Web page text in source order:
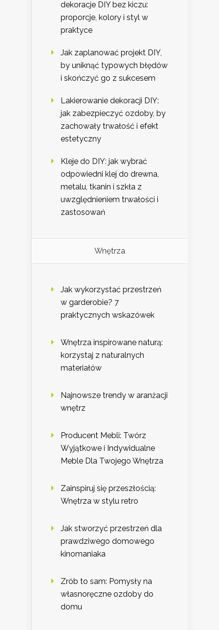
dekoracje DIY bez kiczu:
proporcje, kolory i styl w
praktyce
Jak zaplanować projekt DIY,
by uniknąć typowych błędów
i skończyć go z sukcesem
Lakierowanie dekoracji DIY:
jak zabezpieczyć ozdoby, by
zachowały trwałość i efekt
estetyczny
Kleje do DIY: jak wybrać
odpowiedni klej do drewna,
metalu, tkanin i szkła z
uwzględnieniem trwałości i
zastosowań
Wnętrza
Jak wykorzystać przestrzeń
w garderobie? 7
praktycznych wskazówek
Wnętrza inspirowane naturą:
korzystaj z naturalnych
materiałów
Najnowsze trendy w aranżacji
wnętrz
Producent Mebli: Twórz
Wyjątkowe i Indywidualne
Meble Dla Twojego Wnętrza
Zainspiruj się przeszłością:
Wnętrza w stylu retro
Jak stworzyć przestrzeń dla
prawdziwego domowego
kinomaniaka
Zrób to sam: Pomysły na
własnoręczne ozdoby do
domu